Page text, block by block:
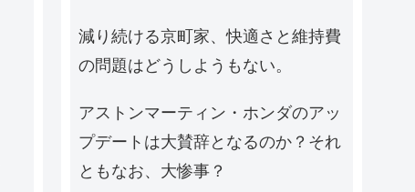
減り続ける京町家、快適さと維持費
の問題はどうしようもない。
アストンマーティン・ホンダのアッ
プデートは大賛辞となるのか？それ
ともなお、大惨事？